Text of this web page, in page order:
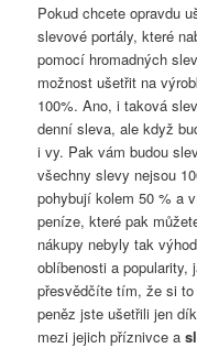
Pokud chcete opravdu
slevové portály, které
pomocí hromadných
možnost ušetřit na
100%. Ano, i taková
denní sleva, ale když
i vy. Pak vám budou
všechny slevy nejsou
pohybují kolem 50 % a
peníze, které pak
nákupy nebyly tak
oblíbenosti a popularity,
přesvědčíte tím, že si
peněz jste ušetřili jen
mezi jejich příznivce a